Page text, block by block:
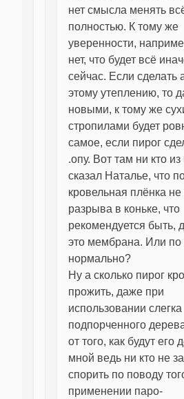
нет смысла менять
полностью. К тому же
уверенности,
нет, что будет всё
сейчас. Если сделать
этому утеплению, то
новыми, к тому же
стропилами будет
самое, если пирог
.опу. Вот там ни кто
сказал Наталье, что
кровельная плёнка
разрыва в коньке, что
рекомендуется быть,
это мембрана. Или по
нормально?
Ну а сколько пирог
прожить, даже при
использовании слегка
подпорченного
от того, как будут его
мной ведь ни кто не
спорить по поводу
применении паро-